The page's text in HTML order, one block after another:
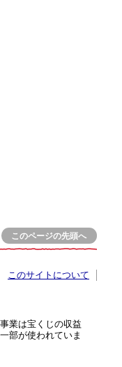
このサイトについて
このページの先頭へ
業は宝くじの収益
部が使われていま